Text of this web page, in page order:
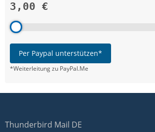
3,00 €
Per Paypal unterstützen*
*Weiterleitung zu PayPal.Me
Thunderbird Mail DE